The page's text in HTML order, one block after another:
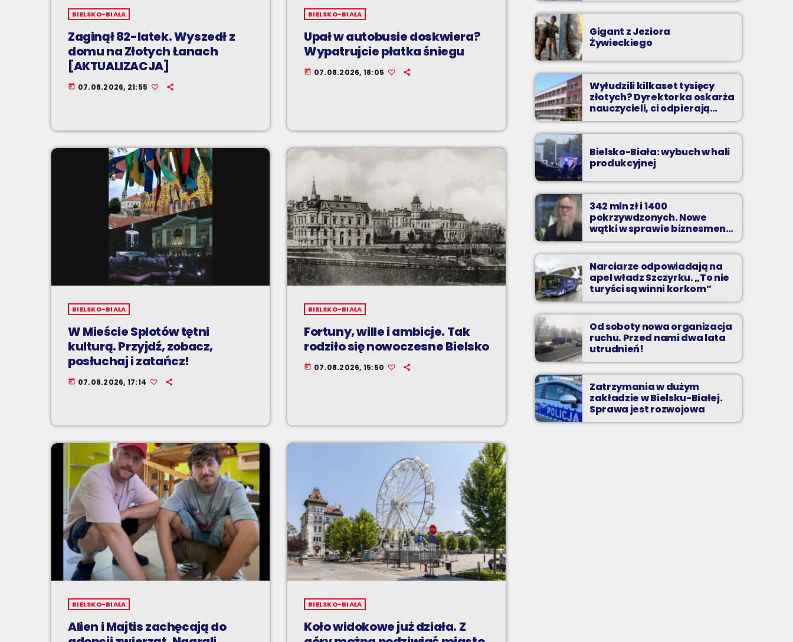
BIELSKO-BIAŁA
Zaginął 82-latek. Wyszedł z
domu na Złotych Łanach
[AKTUALIZACJA]
today 07.08.2026, 21:55
BIELSKO-BIAŁA
Upał w autobusie doskwiera?
Wypatrujcie płatka śniegu
today 07.08.2026, 18:05
BIELSKO-BIAŁA
W Mieście Splotów tętni
kulturą. Przyjdź, zobacz,
posłuchaj i zatańcz!
today 07.08.2026, 17:14
BIELSKO-BIAŁA
Fortuny, wille i ambicje. Tak
rodziło się nowoczesne Bielsko
today 07.08.2026, 15:50
BIELSKO-BIAŁA
Alien i Majtis zachęcają do
BIELSKO-BIAŁA
Koło widokowe już działa. Z
Gigant z Jeziora
Żywieckiego
Wyłudzili kilkaset tysięcy
złotych? Dyrektorka oskarża
nauczycieli, ci odpierają
zarzuty
Bielsko-Biała: wybuch w hali
produkcyjnej
342 mln zł i 1400
pokrzywdzonych. Nowe
wątki w sprawie biznesmena
z Bielska-Białej
Narciarze odpowiadają na
apel władz Szczyrku. „To nie
turyści są winni korkom”
Od soboty nowa organizacja
ruchu. Przed nami dwa lata
utrudnień!
Zatrzymania w dużym
zakładzie w Bielsku-Białej.
Sprawa jest rozwojowa